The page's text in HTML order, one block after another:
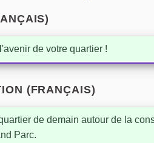
de votre quartier !
(FRANÇAIS)
de demain autour de la
Parc.